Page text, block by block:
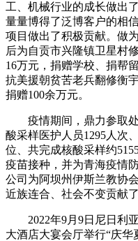
工、机械行业的成长做出
量量博得了泛博客户的相
项目做出了积极贡献。做
后为自贡市兴隆镇卫星村
16万元，捐赠学校、捐帮
抗美援朝贫苦老兵翻修衡
捐赠100余万元。
疫情期间，鼎力参取处
酸采样医护人员1295人次
位、共完成核酸采样约
疫苗接种，并为青海疫情
公司为阿坝州伊斯兰教协
近族连合、社会不变贡献
2022年9月9日尼日利亚
大酒店大宴会厅举行“庆